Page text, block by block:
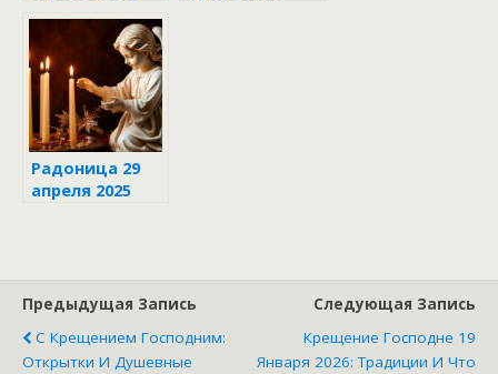
Радоница 29
апреля 2025
Предыдущая Запись
С Крещением Господним:
Открытки И Душевные
Следующая Запись
Крещение Господне 19
Января 2026: Традиции И Что